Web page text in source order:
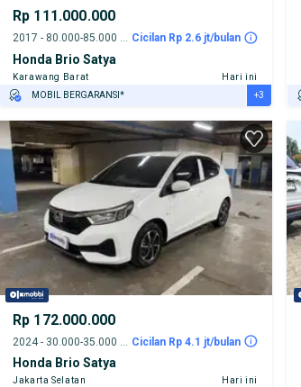
Rp 111.000.000
2017 - 80.000-85.000 km Cicilan Rp 2.6 jt/bulan
Honda Brio Satya
Karawang Barat
Hari ini
MOBIL BERGARANSI*
TEST DRIVE DARI RUMAH
GRATIS BIAYA JASA PERAWATAN*
+3
Rp 172.000.000
Cicilan Rp 4.1 jt/bulan
Honda Brio Satya
Jakarta Selatan Hari ini